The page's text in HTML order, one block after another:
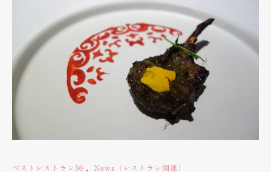
ベストレストラン50
News（レストラン関連）